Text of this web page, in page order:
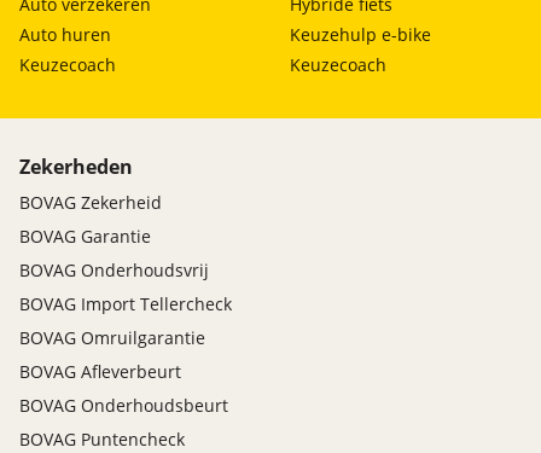
Auto verzekeren
Auto huren
Keuzecoach
Hybride fiets
Keuzehulp e-bike
Keuzecoach
Zekerheden
BOVAG Zekerheid
BOVAG Garantie
BOVAG Onderhoudsvrij
BOVAG Import Tellercheck
BOVAG Omruilgarantie
BOVAG Afleverbeurt
BOVAG Onderhoudsbeurt
BOVAG Puntencheck